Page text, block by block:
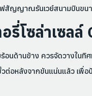
สัญญาณรันเวย์สนามบินขนา
โซล่าเซลล์
อนด้านข้าง ควรจัดวางในทิ
ต่อหลังจากขันแน่นแล้ว เพื่อ